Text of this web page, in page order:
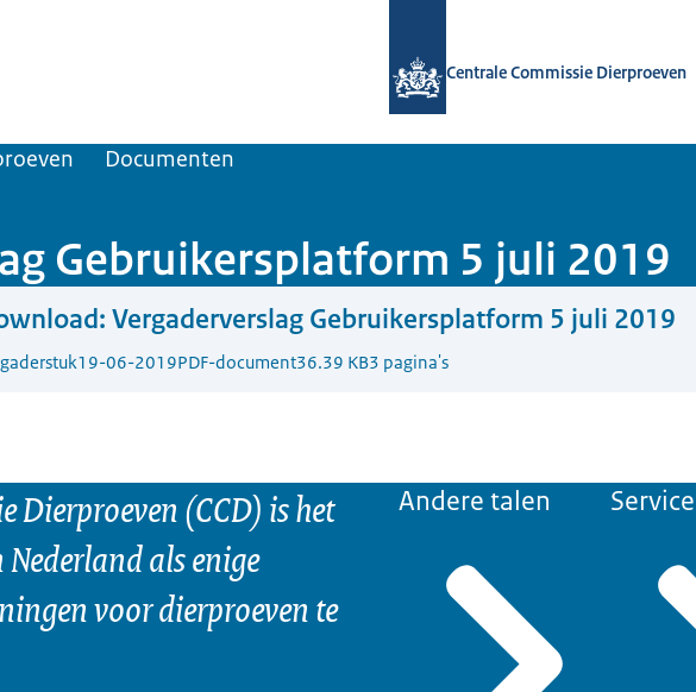
Centrale Commissie Dierproeven
Documenten
Gebruikersplatform 5 juli 2019
Vergaderverslag Gebruikersplatform 5 juli 2019
19-06-2019PDF-document36.39 KB3 pagina's
Dierproeven (CCD) is het
als enige
voor dierproeven te
Andere talen Service